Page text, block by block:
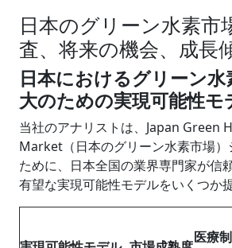
日本のグリーン水素市
査、将来の機会、成長
日本におけるグリーン
大のための実現可能性モ
当社のアナリストは、Japan Green
Market（日本のグリーン水素市場）
ために、日本全国の業界専門家が信
有望な実現可能性モデルをいくつか
医療